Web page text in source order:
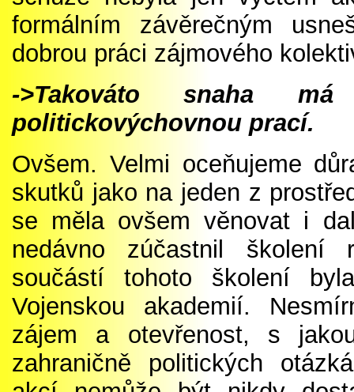
formálním závěrečným
dobrou práci zájmového
->Takováto snaha
politickovýchovnou prací.
Ovšem. Velmi oceňujeme
skutků jako na jeden z
se měla ovšem věnovat i
nedávno zúčastnil školení
součástí tohoto školení
Vojenskou akademií.
zájem a otevřenost, s
zahraničně politických